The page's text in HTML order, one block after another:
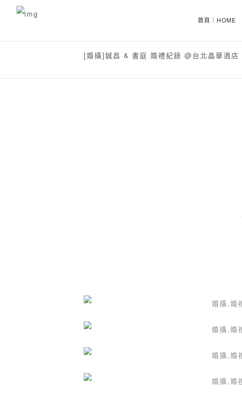
首頁｜HOME
[婚攝]鋮昌 & 書庭 婚禮紀錄 @台北晶華酒店